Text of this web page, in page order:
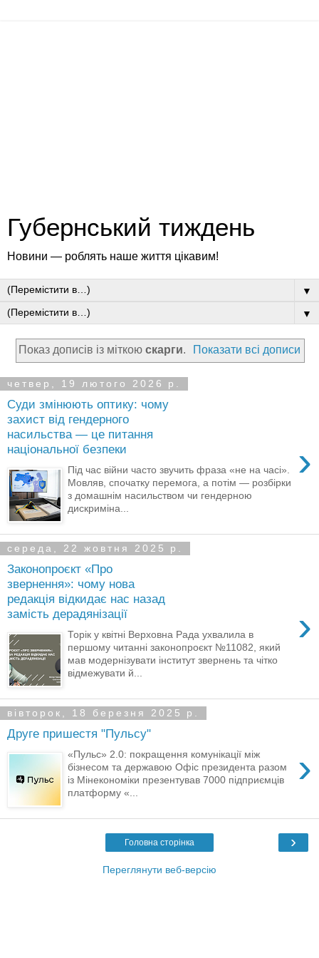
Губернський тиждень
Новини — роблять наше життя цікавим!
▼
▼
Показ дописів із міткою скарги. Показати всі дописи
четвер, 19 лютого 2026 р.
Суди змінюють оптику: чому
захист від гендерного
насильства — це питання
національної безпеки
›
Під час війни часто звучить фраза «не на часі».
Мовляв, спочатку перемога, а потім — розбірки
з домашнім насильством чи гендерною
дискриміна...
середа, 22 жовтня 2025 р.
Законопроєкт «Про
звернення»: чому нова
редакція відкидає нас назад
замість дерадянізації
›
Торік у квітні Верховна Рада ухвалила в
першому читанні законопроєкт №11082, який
мав модернізувати інститут звернень та чітко
відмежувати й...
вівторок, 18 березня 2025 р.
Друге пришестя "Пульсу"
›
«Пульс» 2.0: покращення комунікації між
бізнесом та державою Офіс президента разом
із Мінекономіки презентував 7000 підприємців
платформу «...
›
Головна сторінка
Переглянути веб-версію